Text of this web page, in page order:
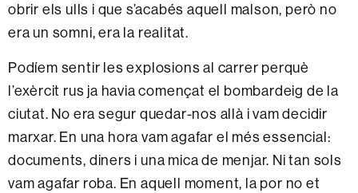
obrir els ulls i que s’acabés aquell malson, però no
era un somni, era la realitat.
Podíem sentir les explosions al carrer perquè
l’exèrcit rus ja havia començat el bombardeig de la
ciutat. No era segur quedar-nos allà i vam decidir
marxar. En una hora vam agafar el més essencial:
documents, diners i una mica de menjar. Ni tan sols
vam agafar roba. En aquell moment, la por no et